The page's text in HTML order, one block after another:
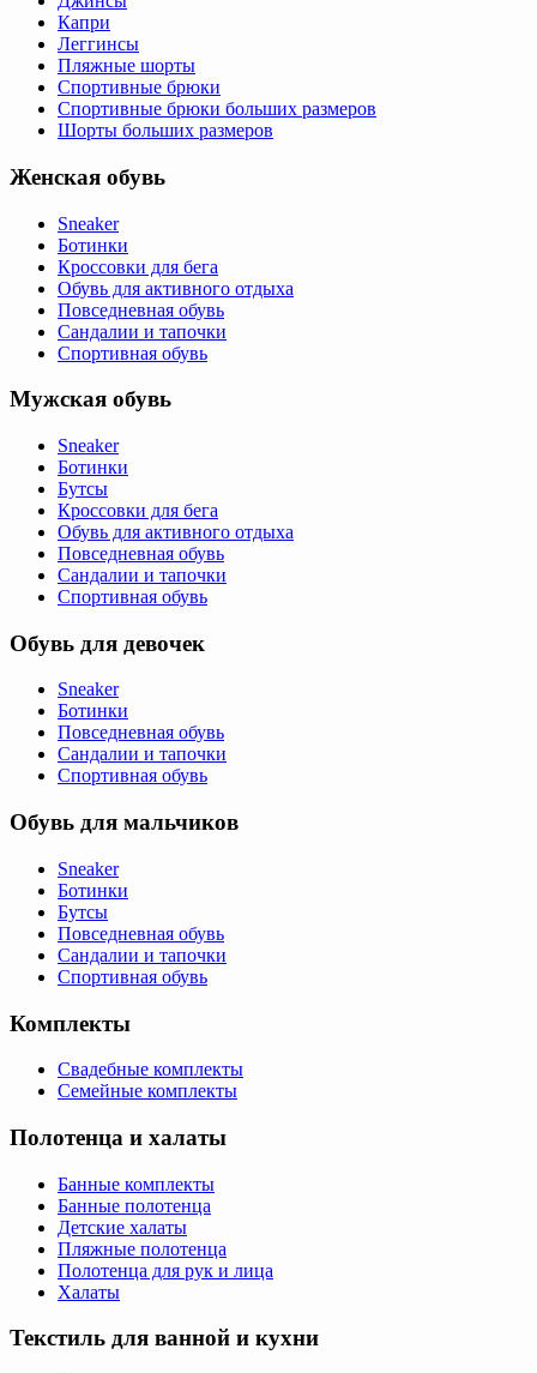
Капри
Леггинсы
Пляжные шорты
Спортивные брюки
Спортивные брюки больших размеров
Шорты больших размеров
Женская обувь
Sneaker
Ботинки
Кроссовки для бега
Обувь для активного отдыха
Повседневная обувь
Сандалии и тапочки
Спортивная обувь
Мужская обувь
Sneaker
Ботинки
Бутсы
Кроссовки для бега
Обувь для активного отдыха
Повседневная обувь
Сандалии и тапочки
Спортивная обувь
Обувь для девочек
Sneaker
Ботинки
Повседневная обувь
Сандалии и тапочки
Спортивная обувь
Обувь для мальчиков
Sneaker
Ботинки
Бутсы
Повседневная обувь
Сандалии и тапочки
Спортивная обувь
Комплекты
Свадебные комплекты
Семейные комплекты
Полотенца и халаты
Банные комплекты
Банные полотенца
Детские халаты
Пляжные полотенца
Полотенца для рук и лица
Халаты
Текстиль для ванной и кухни